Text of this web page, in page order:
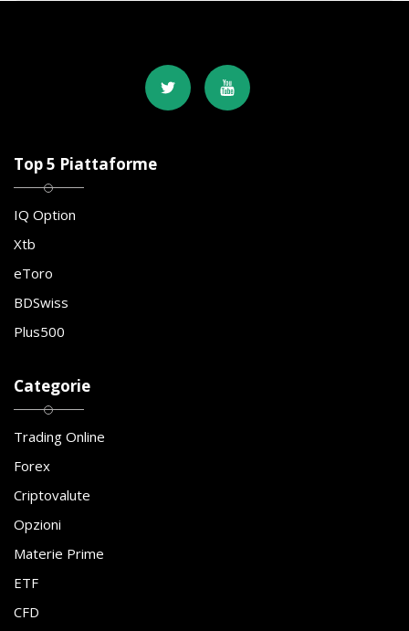
Top 5 Piattaforme
IQ Option
Xtb
eToro
BDSwiss
Plus500
Categorie
Trading Online
Forex
Criptovalute
Opzioni
Materie Prime
ETF
CFD